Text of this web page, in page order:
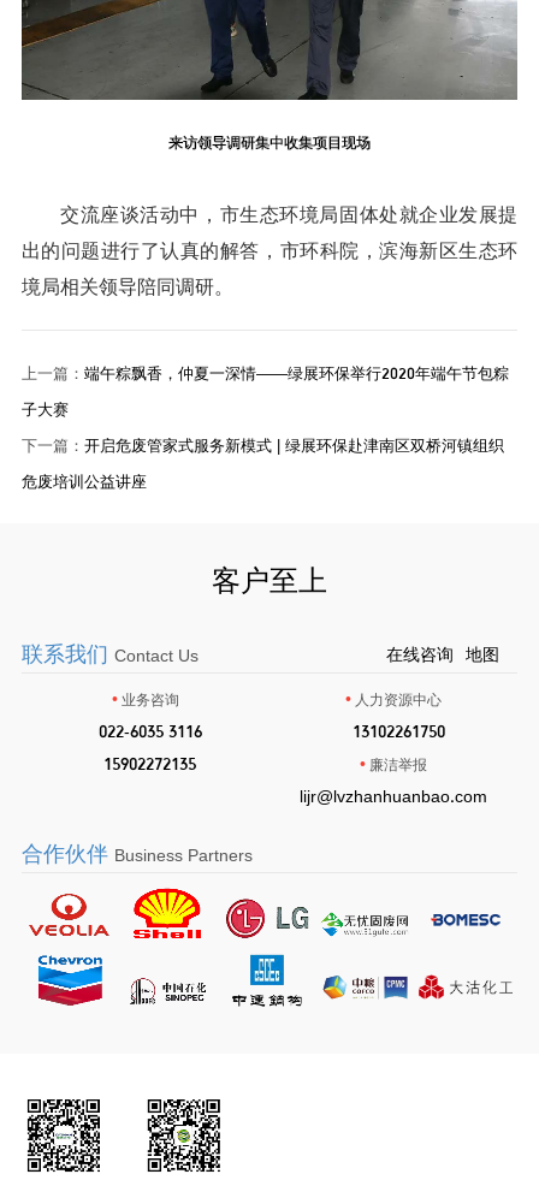
来访领导调研集中收集项目现场
交流座谈活动中，市生态环境局固体处就企业发展提
出的问题进行了认真的解答，市环科院，滨海新区生态环
境局相关领导陪同调研。
上一篇： 端午粽飘香，仲夏一深情——绿展环保举行2020年端午节包粽
子大赛
下一篇： 开启危废管家式服务新模式 | 绿展环保赴津南区双桥河镇组织
危废培训公益讲座
客户至上
在线咨询 地图
联系我们 Contact Us
•业务咨询
022-6035 3116
15902272135
• 人力资源中心
13102261750
• 廉洁举报
lijr@lvzhanhuanbao.com
合作伙伴 Business Partners